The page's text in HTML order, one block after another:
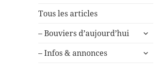
Tous les articles
– Bouviers d’aujourd’hui
ouvrir
sous-
– Infos & annonces
ouvrir